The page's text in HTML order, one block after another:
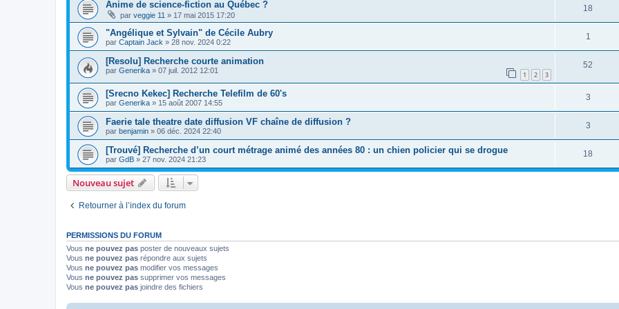
Anime de science-fiction au Québec ?
par veggie 11 » 17 mai 2015 17:20
18
"Angélique et Sylvain" de Cécile Aubry
par Captain Jack » 28 nov. 2024 0:22
1
[Resolu] Recherche courte animation
par Generika » 07 juil. 2012 12:01 1 2 3
52
[Srecno Kekec] Recherche Telefilm de 60's
par Generika » 15 août 2007 14:55
3
Faerie tale theatre date diffusion VF chaîne de diffusion ?
par benjamin » 06 déc. 2024 22:40
3
[Trouvé] Recherche d’un court métrage animé des années 80 : un chien policier qui se drogue
par GdB » 27 nov. 2024 21:23
18
Nouveau sujet
Retourner à l’index du forum
PERMISSIONS DU FORUM
Vous ne pouvez pas poster de nouveaux sujets
Vous ne pouvez pas répondre aux sujets
Vous ne pouvez pas modifier vos messages
Vous ne pouvez pas supprimer vos messages
Vous ne pouvez pas joindre des fichiers